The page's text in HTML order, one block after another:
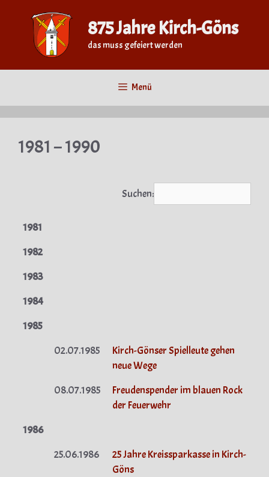
springen
875 Jahre Kirch-Göns
das muss gefeiert werden
Menü
1981 – 1990
Suchen:
1981
1982
1983
1984
1985
02.07.1985
Kirch-Gönser Spielleute gehen
neue Wege
08.07.1985
Freudenspender im blauen Rock
der Feuerwehr
1986
25.06.1986
25 Jahre Kreissparkasse in Kirch-
Göns